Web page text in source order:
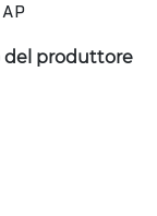
produttore